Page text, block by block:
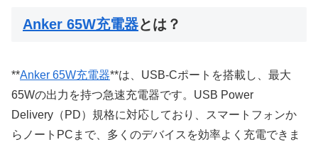
Anker 65W充電器とは？
**Anker 65W充電器**は、USB-Cポートを搭載し、最大
65Wの出力を持つ急速充電器です。USB Power
Delivery（PD）規格に対応しており、スマートフォンか
らノートPCまで、多くのデバイスを効率よく充電できま